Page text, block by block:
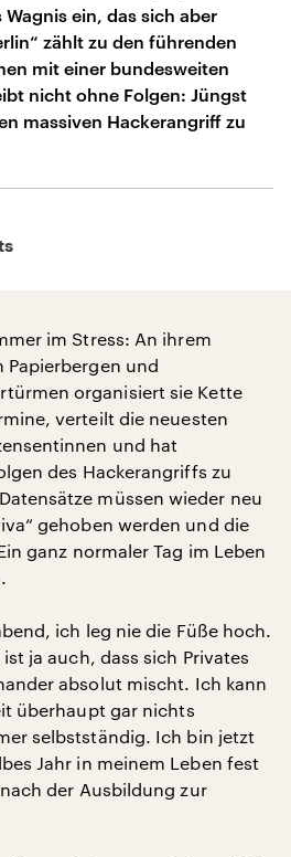
ein, das sich aber
zählt zu den führenden
mit einer bundesweiten
nicht ohne Folgen: Jüngst
massiven Hackerangriff zu
im Stress: An ihrem
Papierbergen und
organisiert sie Kette
verteilt die neuesten
und hat
des Hackerangriffs zu
müssen wieder neu
gehoben werden und die
ganz normaler Tag im Leben
ich leg nie die Füße hoch.
ist ja auch, dass sich Privates
absolut mischt. Ich kann
überhaupt gar nichts
selbstständig. Ich bin jetzt
Jahr in meinem Leben fest
der Ausbildung zur